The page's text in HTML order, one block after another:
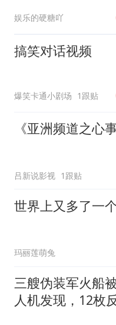
娱乐的硬糖吖
搞笑对话视频
爆笑卡通小剧场 1跟贴
《亚洲频道之心事
吕新说影视 1跟贴
世界上又多了一
玛丽莲萌兔
三艘伪装军火船
人机发现，12枚